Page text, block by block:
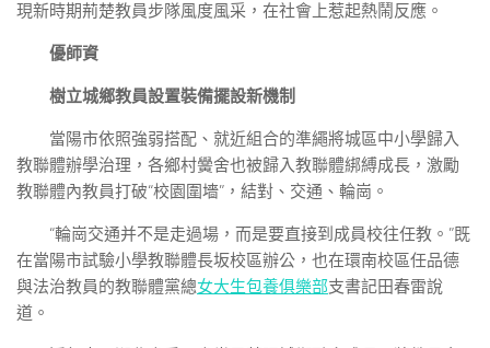
現新時期荊楚教員步隊風度風采，在社會上惹起熱鬧反應。
優師資
樹立城鄉教員設置裝備擺設新機制
當陽市依照強弱搭配、就近組合的準繩將城區中小學歸入
教聯體辦學治理，各鄉村黌舍也被歸入教聯體綁縛成長，激勵
教聯體內教員打破“校園圍墻”，結對、交通、輪崗。
“輪崗交通并不是走過場，而是要直接到成員校往任教。”既
在當陽市試驗小學教聯體長坂校區辦公，也在環南校區任品德
與法治教員的教聯體黨總女大生包養俱樂部支書記田春雷說
道。